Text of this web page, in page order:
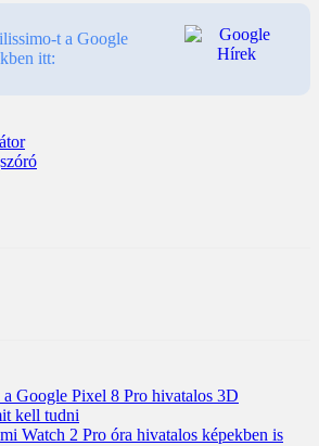
t a Google
itt:
Google Pixel 8 Pro hivatalos 3D
kell tudni
Watch 2 Pro óra hivatalos képekben is